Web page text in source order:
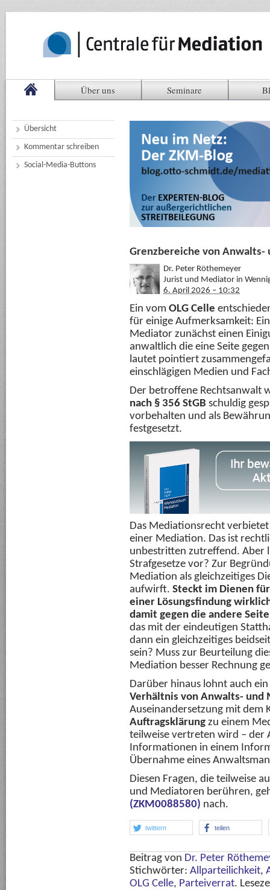
Über uns Seminare
Übersicht
Kommentar schreiben
Social-Media-Buttons
Grenzbereiche von
Dr. Peter Röthemeyer
Jurist und Mediator in
6. April 2026 – 10:32
Ein vom OLG Celle
für einige Aufmerksamkeit:
Mediator zunächst einen
anwaltlich die eine Seite
lautet pointiert
einschlägigen Medien und
Der betroffene Rechtsanwalt
nach § 356 StGB schuldig
vorbehalten und als
festgesetzt.
Das Mediationsrecht
einer Mediation. Das ist
unbestritten zutreffend. Aber
Strafgesetze vor? Zur
Mediation als gleichzeitiges
aufwirft. Steckt im Dienen
einer Lösungsfindung
damit gegen die andere
das mit der eindeutigen
dann ein gleichzeitiges
sein? Muss zur Beurteilung
Mediation besser Rechnung
Darüber hinaus lohnt auch
Verhältnis von Anwalts-
Auseinandersetzung mit dem
Auftragsklärung zu einem
teilweise vertreten wird – der
Informationen in einem
Übernahme eines
Diesen Fragen, die teilweise
und Mediatoren berühren,
(ZKM0088580) nach.
twittern teilen
Beitrag von Dr. Peter
Stichwörter: Allparteilichkeit,
OLG Celle, Parteiverrat.